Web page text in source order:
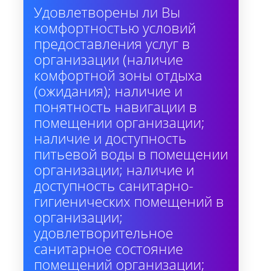
Удовлетворены ли Вы
комфортностью условий
предоставления услуг в
организации (наличие
комфортной зоны отдыха
(ожидания); наличие и
понятность навигации в
помещении организации;
наличие и доступность
питьевой воды в помещении
организации; наличие и
доступность санитарно-
гигиенических помещений в
организации;
удовлетворительное
санитарное состояние
помещений организации;